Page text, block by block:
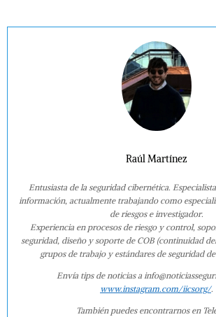
Raúl Martínez
Entusiasta de la seguridad cibernética.
información, actualmente trabajando como
de riesgos e investigador.
Experiencia en procesos de riesgo y control,
seguridad, diseño y soporte de COB (continuidad
grupos de trabajo y estándares de seguridad
Envía tips de noticias a
www.instagram.com/iicsorg/.
También puedes encontrarnos en